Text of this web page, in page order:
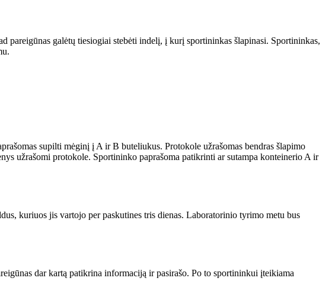
galėtų tiesiogiai stebėti indelį, į kurį sportininkas šlapinasi. Sportininkas,
supilti mėginį į A ir B buteliukus. Protokole užrašomas bendras šlapimo
užrašomi protokole. Sportininko paprašoma patikrinti ar sutampa konteinerio A ir
kuriuos jis vartojo per paskutines tris dienas. Laboratorinio tyrimo metu bus
dar kartą patikrina informaciją ir pasirašo. Po to sportininkui įteikiama